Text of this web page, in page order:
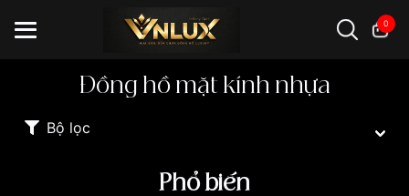
0
Đồng hồ casio
Đồng hồ mặt kính nhựa
Bộ lọc
Phổ biến